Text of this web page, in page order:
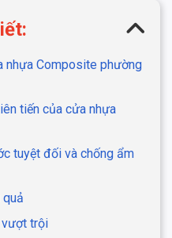
nhựa Composite phường
tiến của cửa nhựa
tuyệt đối và chống ẩm
quả
vượt trội